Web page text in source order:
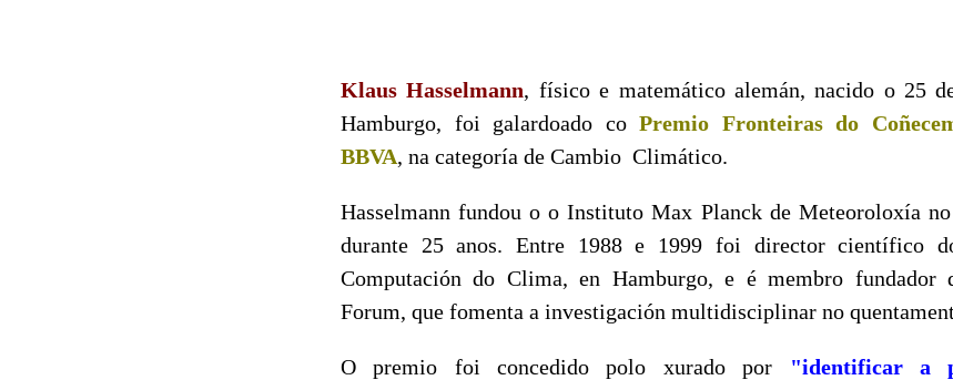
Klaus Hasselmann, físico e matemático alemán, nacido o 25
Hamburgo, foi galardoado coPremio Fronteiras do
BBVA, na categoría de Cambio Climático.
Hasselmann fundou o o Instituto Max Planck de Meteoroloxía
durante 25 anos. Entre 1988 e 1999 foi director científico
Computación do Clima, en Hamburgo, e é membro fundador
Forum, que fomenta a investigación multidisciplinar no
O premio foi concedido polo xurado por "identificar a